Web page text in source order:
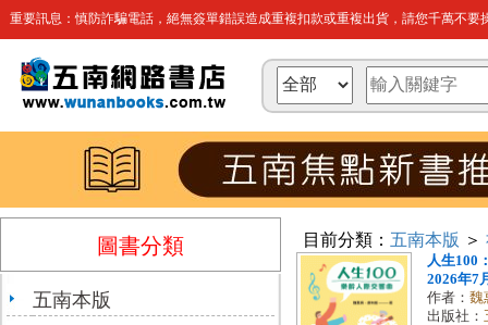
重要訊息：慎防詐騙電話，絕無簽單錯誤造成重複扣款或重複出貨，請您千萬不要
圖書分類
五南本版
目前分類： 五南本版 ＞
人生100
2026年7
作者： 魏
出版社：